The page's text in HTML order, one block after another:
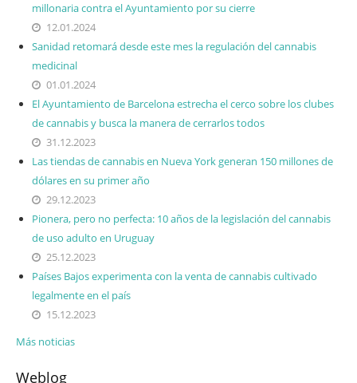
millonaria contra el Ayuntamiento por su cierre
12.01.2024
Sanidad retomará desde este mes la regulación del cannabis
medicinal
01.01.2024
El Ayuntamiento de Barcelona estrecha el cerco sobre los clubes
de cannabis y busca la manera de cerrarlos todos
31.12.2023
Las tiendas de cannabis en Nueva York generan 150 millones de
dólares en su primer año
29.12.2023
Pionera, pero no perfecta: 10 años de la legislación del cannabis
de uso adulto en Uruguay
25.12.2023
Países Bajos experimenta con la venta de cannabis cultivado
legalmente en el país
15.12.2023
Más noticias
Weblog